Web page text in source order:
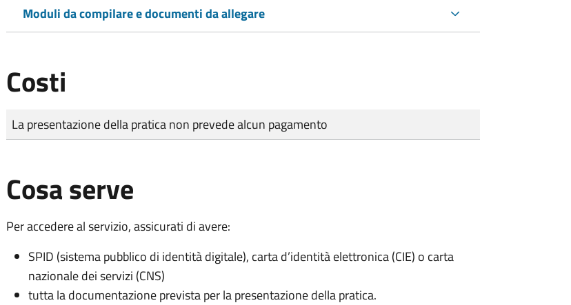
Moduli da compilare e documenti da allegare
Costi
Tipo di pagamento
Importo
La presentazione della pratica non prevede alcun pagamento
Cosa serve
Per accedere al servizio, assicurati di avere:
SPID (sistema pubblico di identità digitale), carta d’identità elettronica (CIE) o carta
nazionale dei servizi (CNS)
tutta la documentazione prevista per la presentazione della pratica.